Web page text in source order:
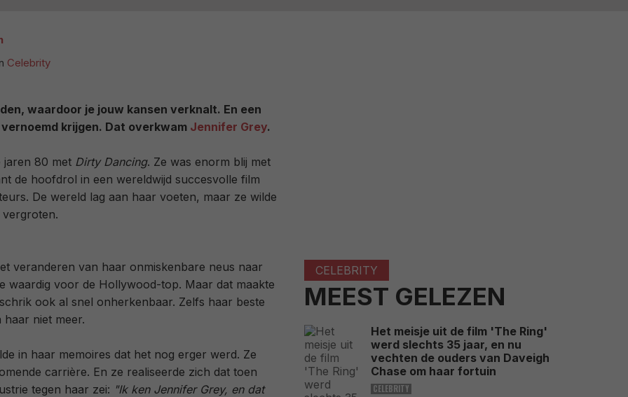
Celebrity
waardoor je jouw kansen verknalt. En een
krijgen. Dat overkwam Jennifer Grey.
jaren 80 met Dirty Dancing. Ze was enorm blij met
de hoofdrol in een wereldwijd succesvolle film
De wereld lag aan haar voeten, maar ze wilde
veranderen van haar onmiskenbare neus naar
waardig voor de Hollywood-top. Maar dat maakte
ook al snel onherkenbaar. Zelfs haar beste
niet meer.
in haar memoires dat het nog erger werd. Ze
carrière. En ze realiseerde zich dat toen
tegen haar zei: "Ik ken Jennifer Grey, en dat
CELEBRITY
MEEST GELEZEN
Het meisje uit de film 'The Ring'
werd slechts 35 jaar, en nu
vechten de ouders van Daveigh
Chase om haar fortuin
CELEBRITY